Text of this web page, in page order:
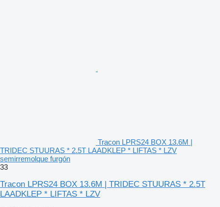
Tracon LPRS24 BOX 13.6M |
TRIDEC STUURAS * 2.5T LAADKLEP * LIFTAS * LZV
semirremolque furgón
33
Tracon LPRS24 BOX 13.6M | TRIDEC STUURAS * 2.5T
LAADKLEP * LIFTAS * LZV